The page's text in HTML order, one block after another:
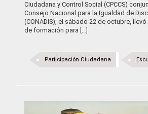
Ciudadana y Control Social (CPCCS)
Consejo Nacional para la Igualdad de
(CONADIS), el sábado 22 de octubre,
de formación para […]
Participación Ciudadana